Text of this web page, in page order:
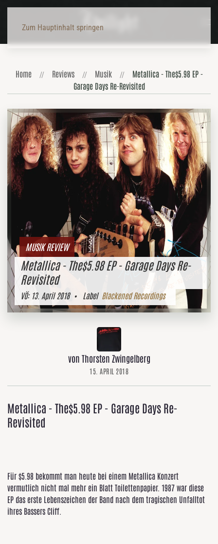
Zum Hauptinhalt springen
Home Reviews Musik
Metallica - The$5.98 EP -
Garage Days Re-Revisited
MUSIK REVIEW
Metallica - The$5.98 EP - Garage Days Re-
Revisited
VÖ:13. April 2018• Label Blackened Recordings
von Thorsten Zwingelberg
15. APRIL 2018
Metallica - The$5.98 EP - Garage Days Re-
Revisited
Für $5.98 bekommt man heute bei einem Metallica Konzert
vermutlich nicht mal mehr ein Blatt Toilettenpapier. 1987 war diese
EP das erste Lebenszeichen der Band nach dem tragischen Unfalltot
ihres Bassers Cliff.